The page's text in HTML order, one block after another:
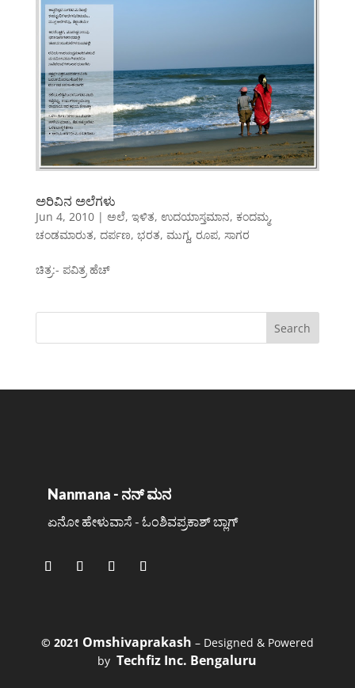
ಅರಿವಿನ ಅಲೆಗಳು
Jun 4, 2010| ಅಲೆ, ಇಳಿತ, ಉದಯಾಸ್ತಮಾನ, ಕಂದಮ್ಮ,
ಚಂಡಮಾರುತ, ದರ್ಪಣ, ಭರತ, ಮುಗ್ದ, ರೂಪ, ಸಾಗರ
ಚಿತ್ರ:- ಪವಿತ್ರ ಹೆಚ್
Nanmana - ನನ್ ಮನ
ಏನೋ ಹೇಳುವಾಸೆ - ಓಂಶಿವಪ್ರಕಾಶ್ ಬ್ಲಾಗ್
©️ 2021 Omshivaprakash – Designed & Powered
byTechfiz Inc. Bengaluru